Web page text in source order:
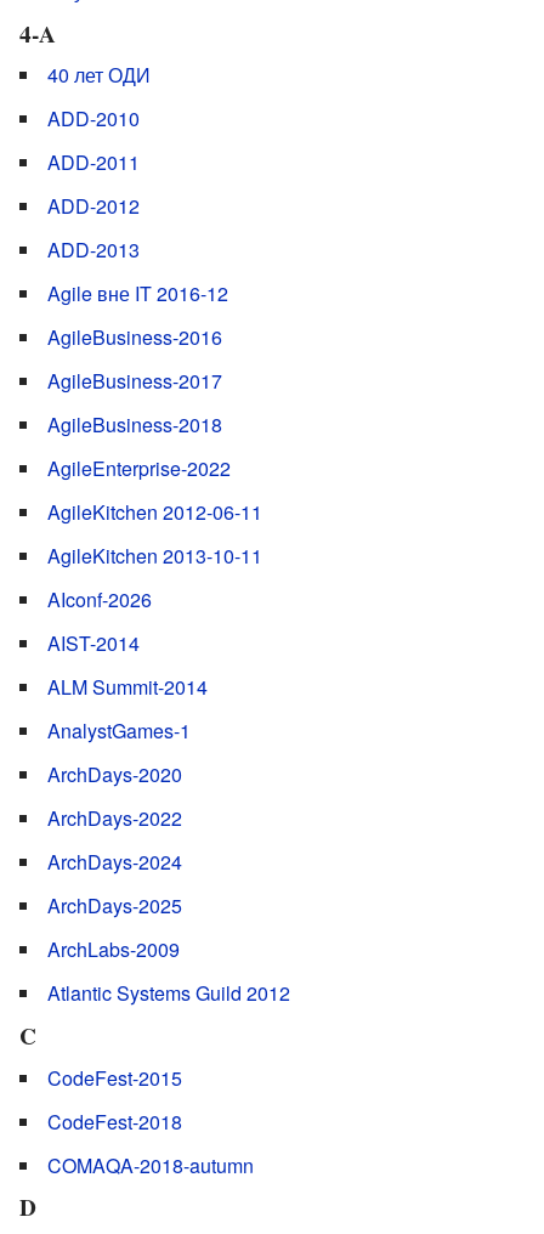
4-A
40 лет ОДИ
ADD-2010
ADD-2011
ADD-2012
ADD-2013
Agile вне IT 2016-12
AgileBusiness-2016
AgileBusiness-2017
AgileBusiness-2018
AgileEnterprise-2022
AgileKitchen 2012-06-11
AgileKitchen 2013-10-11
AIconf-2026
AIST-2014
ALM Summit-2014
AnalystGames-1
ArchDays-2020
ArchDays-2022
ArchDays-2024
ArchDays-2025
ArchLabs-2009
Atlantic Systems Guild 2012
C
CodeFest-2015
CodeFest-2018
COMAQA-2018-autumn
D